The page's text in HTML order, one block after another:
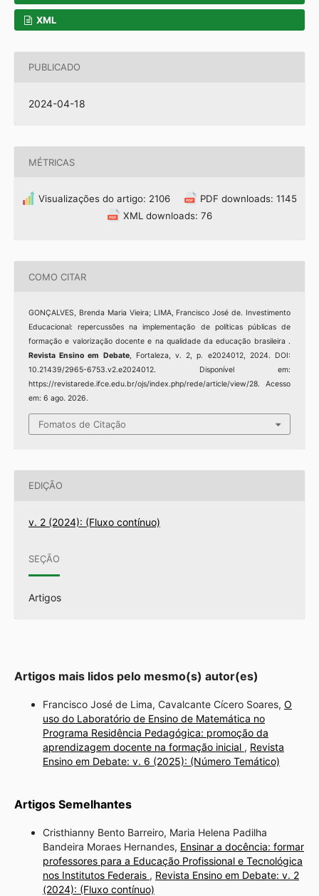
XML
PUBLICADO
2024-04-18
MÉTRICAS
Visualizações do artigo: 2106
PDF downloads: 1145
XML downloads: 76
COMO CITAR
GONÇALVES, Brenda Maria Vieira; LIMA, Francisco José de. Investimento
Educacional: repercussões na implementação de políticas públicas de
formação e valorização docente e na qualidade da educação brasileira .
Revista Ensino em Debate, Fortaleza, v. 2, p. e2024012, 2024. DOI:
10.21439/2965-6753.v2.e2024012. Disponível em:
https://revistarede.ifce.edu.br/ojs/index.php/rede/article/view/28. Acesso
em: 6 ago. 2026.
Fomatos de Citação
EDIÇÃO
v. 2 (2024): (Fluxo contínuo)
SEÇÃO
Artigos
Artigos mais lidos pelo mesmo(s) autor(es)
Francisco José de Lima, Cavalcante Cícero Soares, O
uso do Laboratório de Ensino de Matemática no
Programa Residência Pedagógica: promoção da
aprendizagem docente na formação inicial , Revista
Ensino em Debate: v. 6 (2025): (Número Temático)
Artigos Semelhantes
Cristhianny Bento Barreiro, Maria Helena Padilha
Bandeira Moraes Hernandes, Ensinar a docência: formar
professores para a Educação Profissional e Tecnológica
nos Institutos Federais , Revista Ensino em Debate: v. 2
(2024): (Fluxo contínuo)